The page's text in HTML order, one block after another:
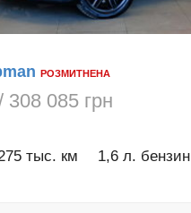
РОЗМИТНЕНА
308 085 грн
тыс. км 1,6 л. бензин